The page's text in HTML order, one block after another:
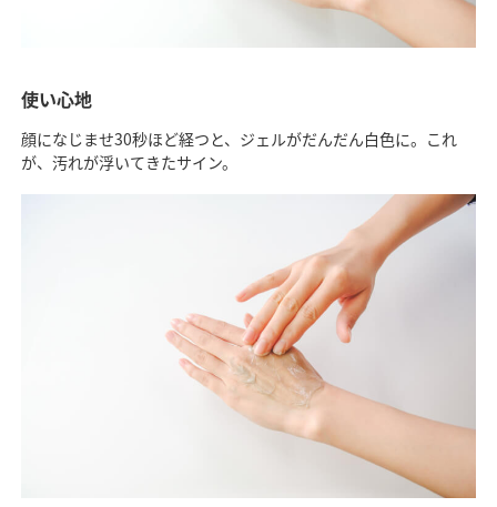
使い心地
顔になじませ30秒ほど経つと、ジェルがだんだん白色に。これ
が、汚れが浮いてきたサイン。